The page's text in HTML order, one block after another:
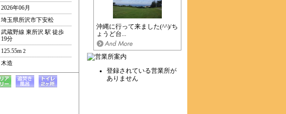
沖縄に行って来ました(^^)/ち
ょうど台...
登録されている営業所が
ありません
2026年06月
埼玉県所沢市下安松
武蔵野線 東所沢 駅 徒歩
19分
125.55m 2
木造